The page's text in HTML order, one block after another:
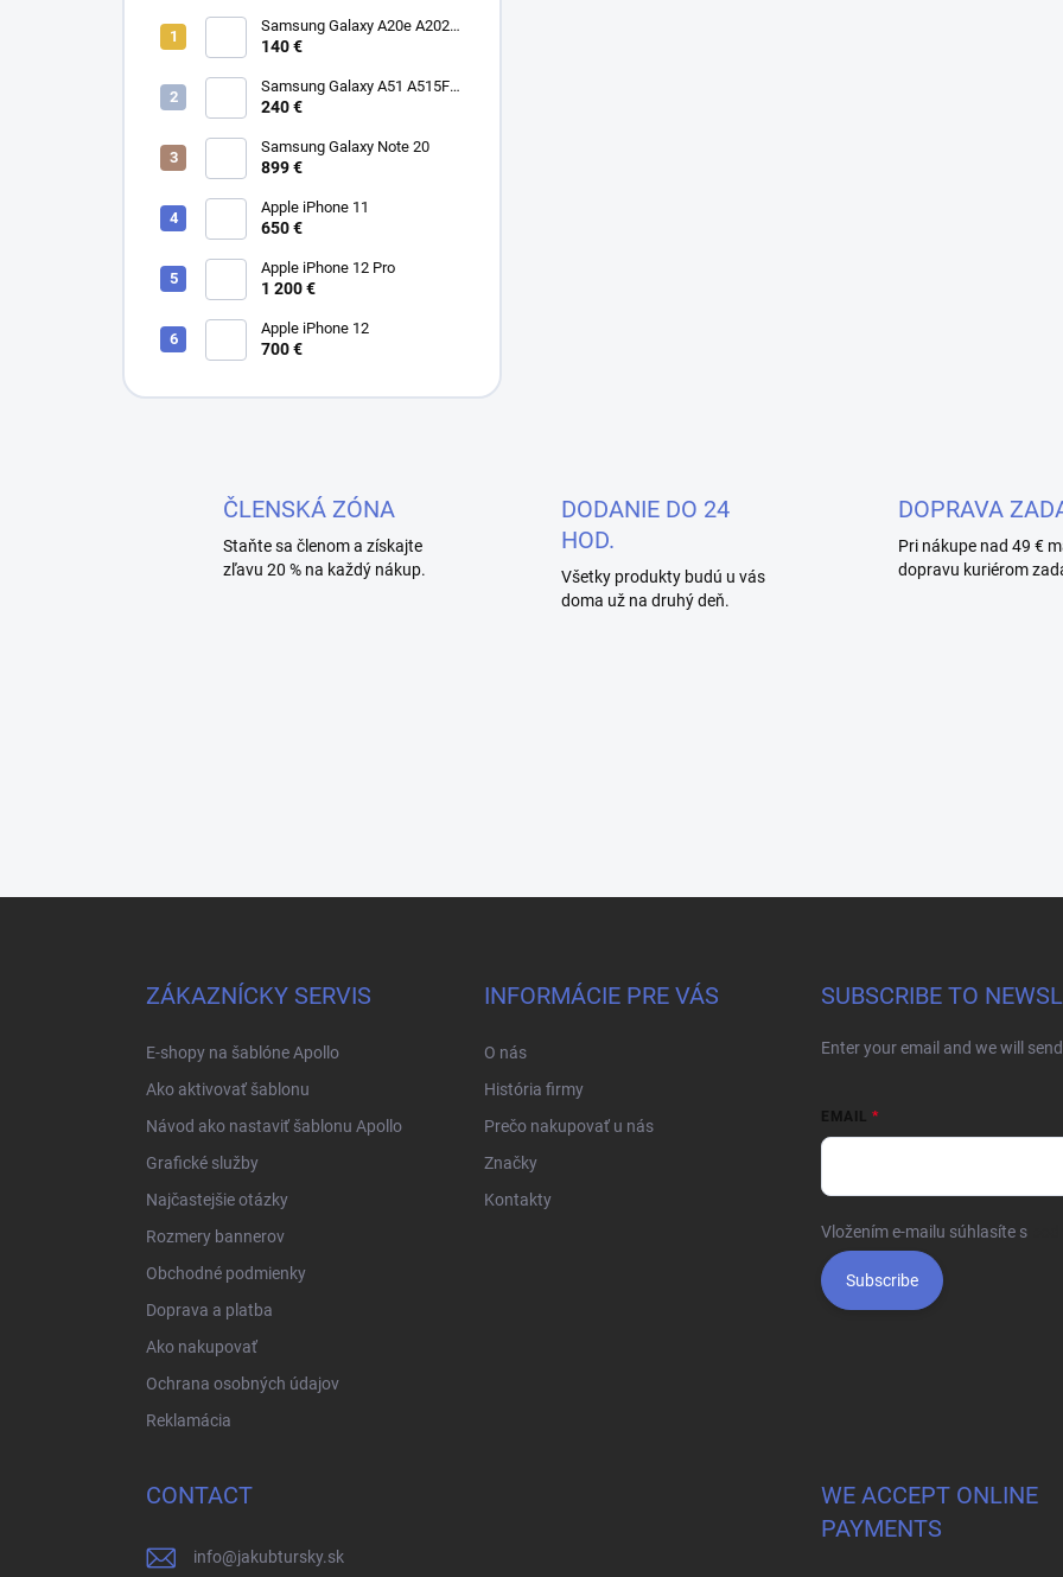
Samsung Galaxy A20e A202F
Dual SIM
140 €
Samsung Galaxy A51 A515F
Dual SIM
240 €
Samsung Galaxy Note 20
899 €
Apple iPhone 11
650 €
Apple iPhone 12 Pro
1 200 €
Apple iPhone 12
700 €
ČLENSKÁ ZÓNA
Staňte sa členom a získajte
zľavu 20 % na každý nákup.
DODANIE DO 24
HOD.
Všetky produkty budú u vás
doma už na druhý deň.
DOPRAVA
Pri nákupe nad 49 €
dopravu kuriérom
ZÁKAZNÍCKY SERVIS
E-shopy na šablóne Apollo
Ako aktivovať šablonu
Návod ako nastaviť šablonu Apollo
Grafické služby
Najčastejšie otázky
Rozmery bannerov
Obchodné podmienky
Doprava a platba
Ako nakupovať
Ochrana osobných údajov
Reklamácia
INFORMÁCIE PRE VÁS
O nás
História firmy
Prečo nakupovať u nás
Značky
Kontakty
SUBSCRIBE TO
Enter your email and we will
EMAIL
Vložením e-mailu súhlasíte s
Subscribe
CONTACT
info@jakubtursky.sk
WE ACCEPT ONLINE
PAYMENTS